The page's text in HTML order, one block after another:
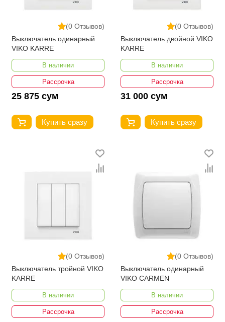
(0 Отзывов)
Выключатель одинарный
VIKO KARRE
В наличии
Рассрочка
25 875 сум
Купить сразу
(0 Отзывов)
Выключатель двойной VIKO
KARRE
В наличии
Рассрочка
31 000 сум
Купить сразу
(0 Отзывов)
Выключатель тройной VIKO
KARRE
В наличии
Рассрочка
(0 Отзывов)
Выключатель одинарный
VIKO CARMEN
В наличии
Рассрочка